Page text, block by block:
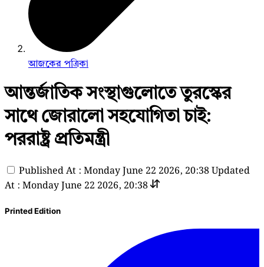
আজকের পত্রিকা
আন্তর্জাতিক সংস্থাগুলোতে তুরস্কের
সাথে জোরালো সহযোগিতা চাই:
পররাষ্ট্র প্রতিমন্ত্রী
Published At : Monday June 22 2026, 20:38Updated
At : Monday June 22 2026, 20:38
Printed Edition